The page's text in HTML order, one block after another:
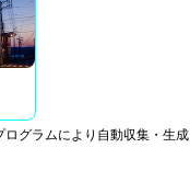
グラムにより自動収集・生成